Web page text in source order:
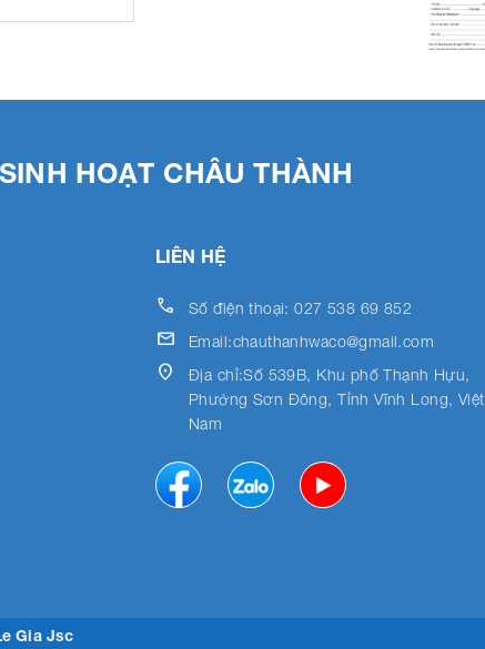
(Tháng
HOẠT CHÂU THÀNH
LIÊN HỆ
call Số điện thoại: 027 538 69 852
email Email:chauthanhwaco@gmail.com
location_on
Địa chỉ:Số 539B, Khu phố Thạnh Hựu,
Phường Sơn Đông, Tỉnh Vĩnh Long, Việt
Nam
Gia Jsc